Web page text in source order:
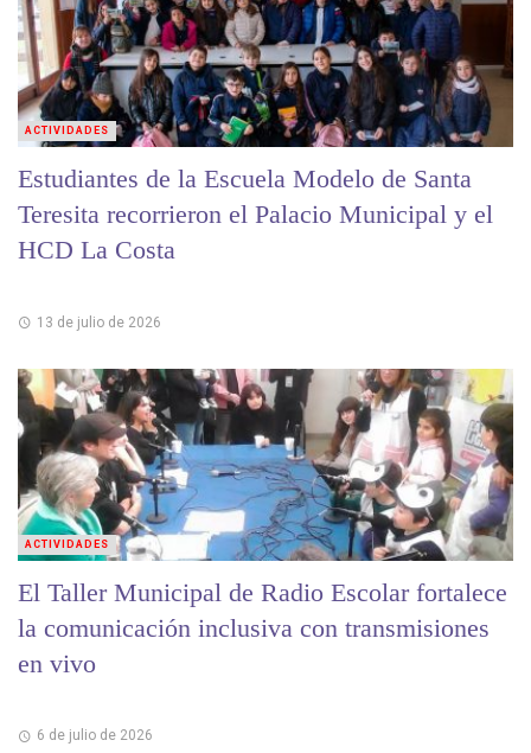
Estudiantes de la Escuela Modelo de Santa
Teresita recorrieron el Palacio Municipal y el
HCD La Costa
13 de julio de 2026
ACTIVIDADES
El Taller Municipal de Radio Escolar fortalece
la comunicación inclusiva con transmisiones
en vivo
6 de julio de 2026
ACTIVIDADES